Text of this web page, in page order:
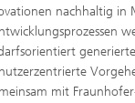
nachhaltig
mit